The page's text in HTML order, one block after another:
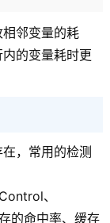
邻变量的耗
的变量耗时更
，常用的检测
、
的命中率、缓存